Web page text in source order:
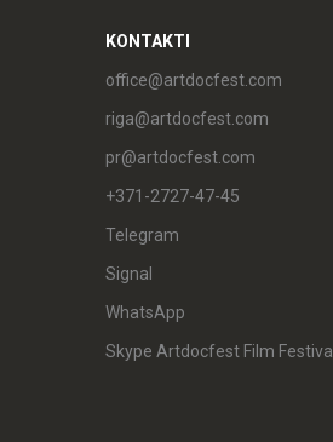
KONTAKTI
office@artdocfest.com
riga@artdocfest.com
pr@artdocfest.com
+371-2727-47-45
Telegram
Signal
WhatsApp
Skype Artdocfest Film Festival